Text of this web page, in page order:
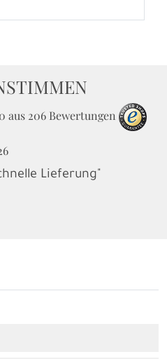
aus 206 Bewertungen
Lieferung"